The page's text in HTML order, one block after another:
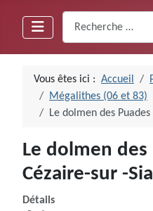
Vous êtes ici : Accueil
Mégalithes (06 et 83)
Le dolmen des
Le dolmen des
Cézaire-sur -
Détails